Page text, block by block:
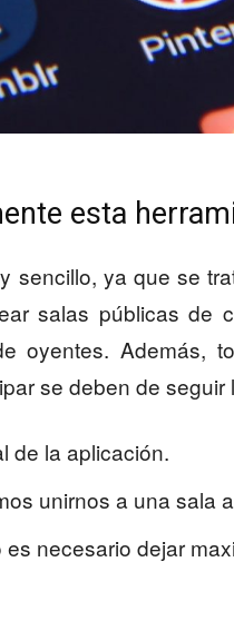
esta
sencillo, ya que se
salas públicas de
oyentes. Además,
se deben de
de la aplicación.
unirnos a una sala
necesario dejar